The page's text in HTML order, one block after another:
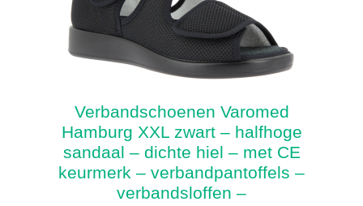
Verbandschoenen Varomed
Hamburg XXL zwart – halfhoge
sandaal – dichte hiel – met CE
keurmerk – verbandpantoffels –
verbandsloffen –